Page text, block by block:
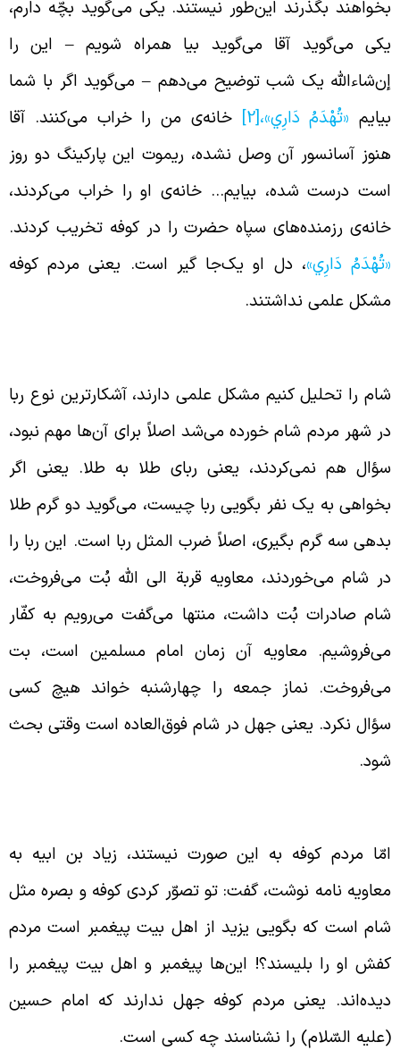
بگذرند این‌طور نیستند. یکی می‌گوید بچّه دارم،
می‌گوید آقا می‌گوید بیا همراه شویم – این را
یک شب توضیح می‌دهم – می‌گوید اگر با شما
«تُهْدَمُ دَارِي»،[2] خانه‌ی من را خراب می‌کنند. آقا
آسانسور آن وصل نشده، ریموت این پارکینگ دو روز
درست شده، بیایم… خانه‌ی او را خراب می‌کردند،
رزمنده‌های سپاه حضرت را در کوفه تخریب کردند.
دَارِي»، دل او یک‌جا گیر است. یعنی مردم کوفه
علمی نداشتند.
را تحلیل کنیم مشکل علمی دارند، آشکارترین نوع ربا
شهر مردم شام خورده می‌شد اصلاً برای آن‌ها مهم نبود،
هم نمی‌کردند، یعنی ربای طلا به طلا. یعنی اگر
به یک نفر بگویی ربا چیست، می‌گوید دو گرم طلا
سه گرم بگیری، اصلاً ضرب المثل ربا است. این ربا را
شام می‌خوردند، معاویه قربة الی الله بُت می‌فروخت،
صادرات بُت داشت، منتها می‌گفت می‌رویم به کفّار
معاویه آن زمان امام مسلمین است، بت
نماز جمعه را چهارشنبه خواند هیچ کسی
نکرد. یعنی جهل در شام فوق‌العاده است وقتی بحث
مردم کوفه به این صورت نیستند، زیاد بن ابیه به
نامه نوشت، گفت: تو تصوّر کردی کوفه و بصره مثل
است که بگویی یزید از اهل بیت پیغمبر است مردم
او را بلیسند؟! این‌ها پیغمبر و اهل بیت پیغمبر را
یعنی مردم کوفه جهل ندارند که امام حسین
السّلام) را نشناسند چه کسی است.